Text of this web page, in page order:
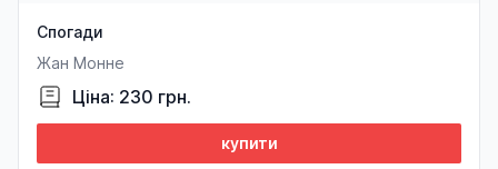
Спогади
Жан Монне
Ціна: 230 грн.
купити